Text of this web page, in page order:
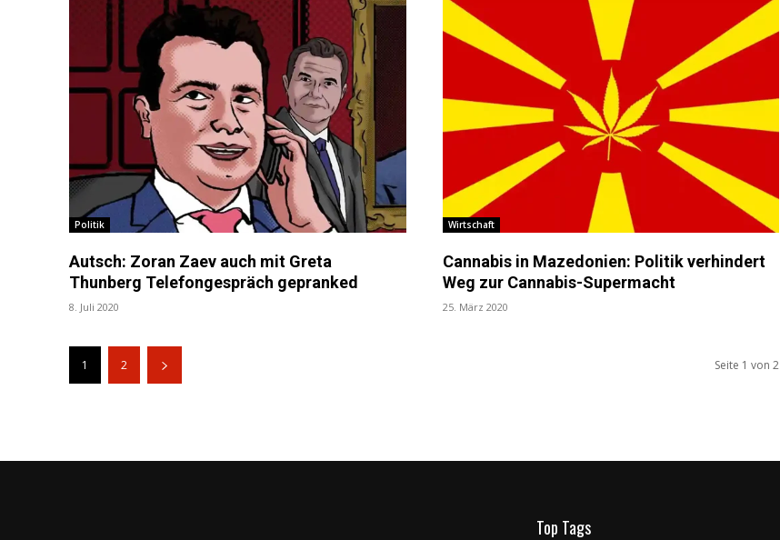
Politik
Autsch: Zoran Zaev auch mit Greta
Thunberg Telefongespräch gepranked
8. Juli 2020
Wirtschaft
Cannabis in Mazedonien: Politik verhindert
Weg zur Cannabis-Supermacht
25. März 2020
1 2 Seite 1 von 2
Top Tags